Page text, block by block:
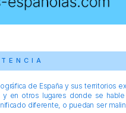
de España y sus territorios
en otros lugares donde se
diferente, o puedan ser